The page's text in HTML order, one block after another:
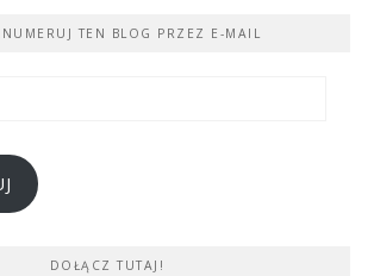
TEN BLOG PRZEZ E-MAIL
DOŁĄCZ TUTAJ!